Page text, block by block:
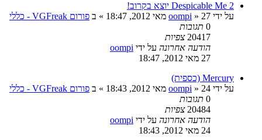
Despicable Me 2 יוצא בקרוב!
על ידי
oompi » 27 מאי 2012, 18:47 » ב פורום VGFreak - כללי
0 תגובות
20417 צפיות
הודעה אחרונה על ידי oompi
27 מאי 2012, 18:47
Mercury (כספית)
על ידי
oompi » 24 מאי 2012, 18:43 » ב פורום VGFreak - כללי
0 תגובות
20484 צפיות
הודעה אחרונה על ידי oompi
24 מאי 2012, 18:43